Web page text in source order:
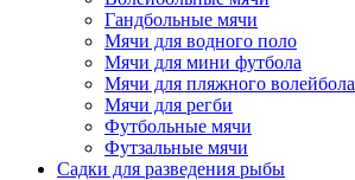
Гандбольные мячи
Мячи для водного поло
Мячи для мини футбола
Мячи для пляжного волейбола
Мячи для регби
Футбольные мячи
Футзальные мячи
Садки для разведения рыбы